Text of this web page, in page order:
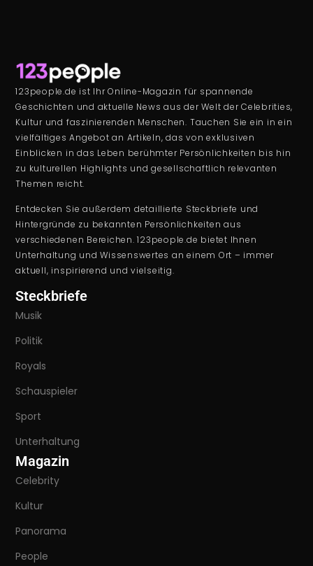
123people.de ist Ihr Online-Magazin für spannende
Geschichten und aktuelle News aus der Welt der Celebrities,
Kultur und faszinierenden Menschen. Tauchen Sie ein in ein
vielfältiges Angebot an Artikeln, das von exklusiven
Einblicken in das Leben berühmter Persönlichkeiten bis hin
zu kulturellen Highlights und gesellschaftlich relevanten
Themen reicht.
Entdecken Sie außerdem detaillierte Steckbriefe und
Hintergründe zu bekannten Persönlichkeiten aus
verschiedenen Bereichen. 123people.de bietet Ihnen
Unterhaltung und Wissenswertes an einem Ort – immer
aktuell, inspirierend und vielseitig.
Steckbriefe
Musik
Politik
Royals
Schauspieler
Sport
Unterhaltung
Magazin
Celebrity
Kultur
Panorama
People